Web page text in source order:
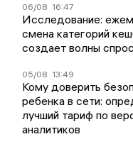
06/08 16:47
Исследование:
смена категорий
создает волны
05/08 13:49
Кому доверить
ребенка в сети:
лучший тариф по
аналитиков